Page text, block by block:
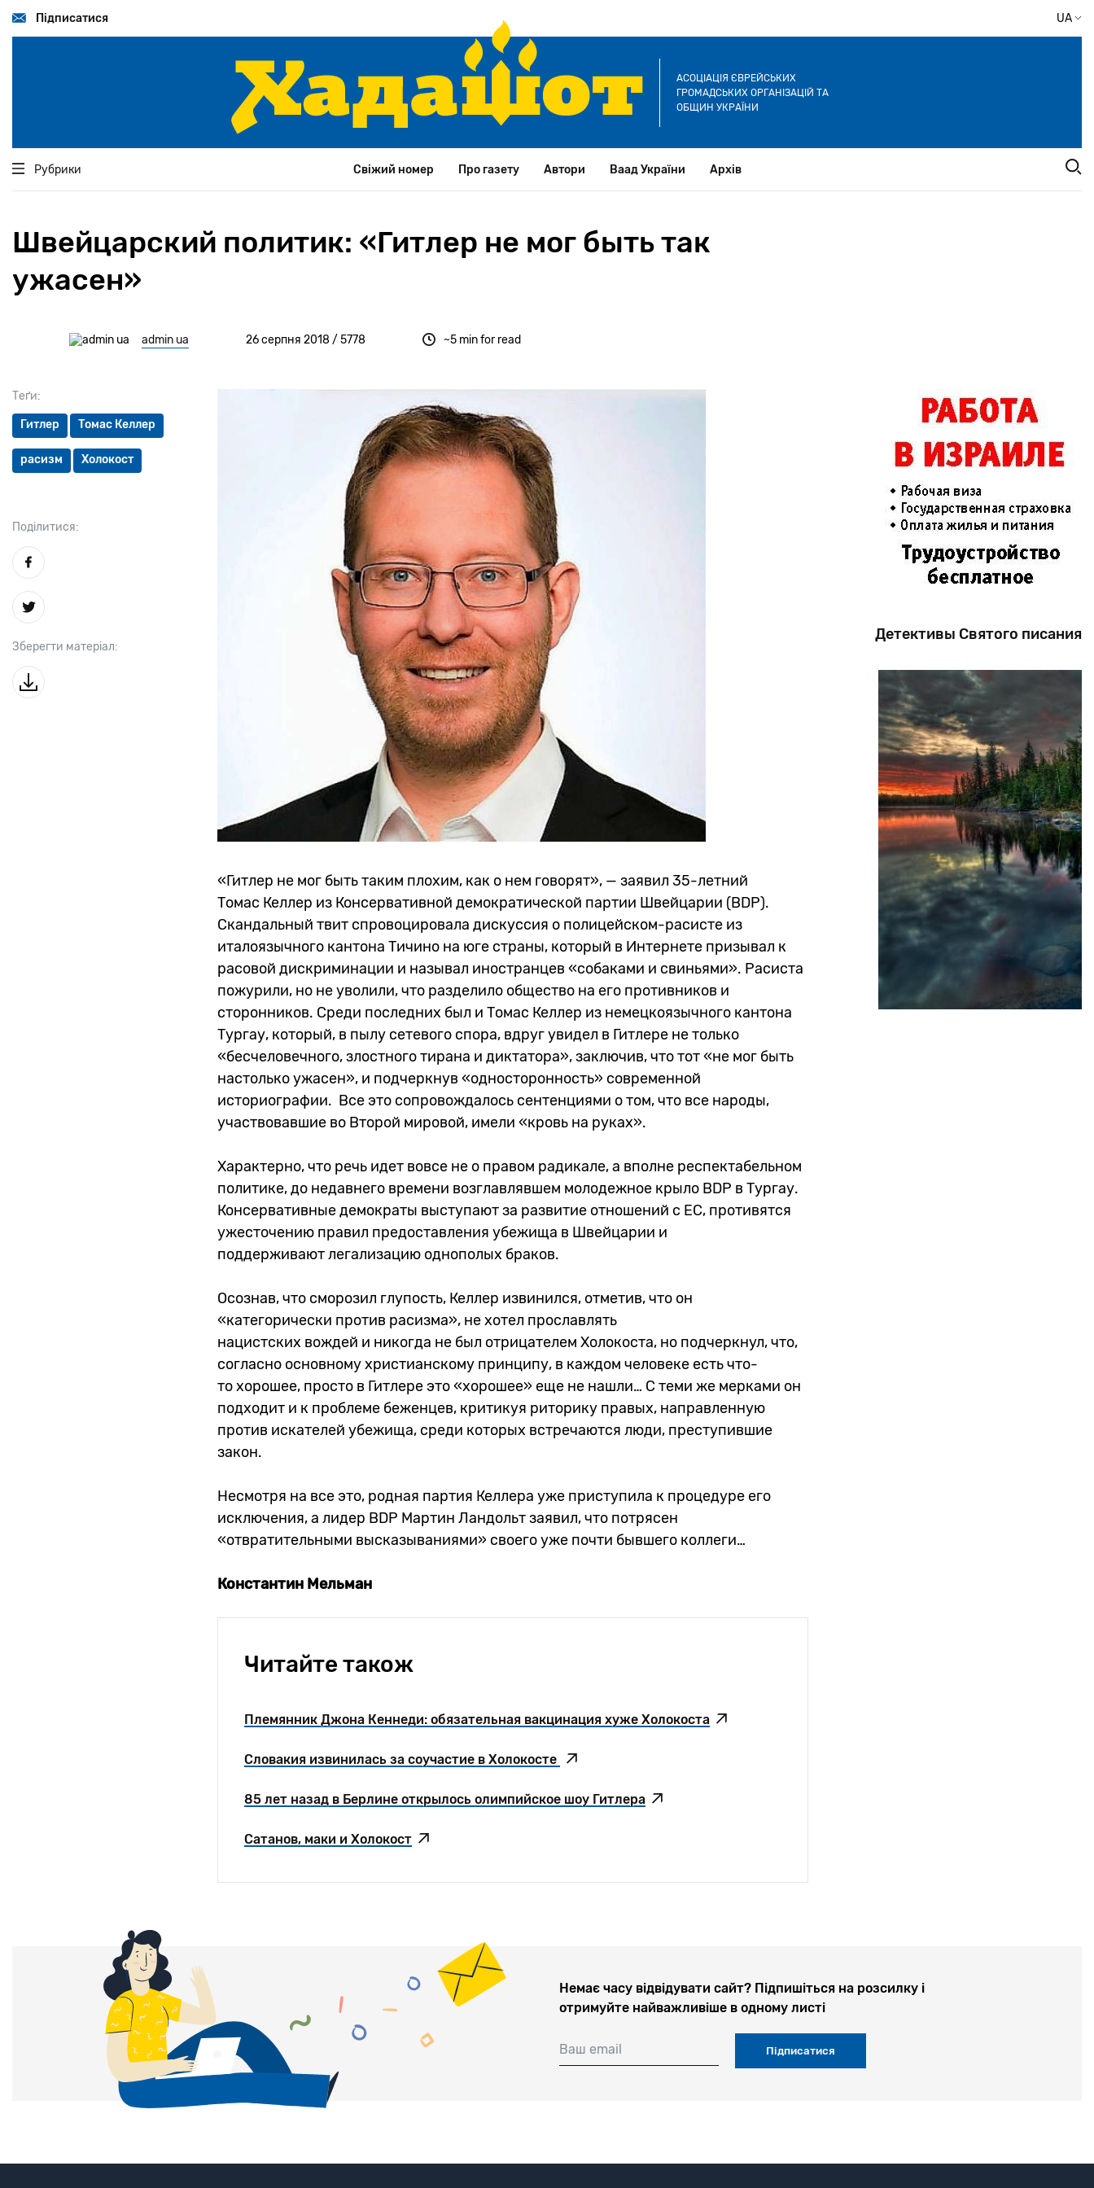
основногоПідписатися UA
АСОЦІАЦІЯ ЄВРЕЙСЬКИХ
ГРОМАДСЬКИХ ОРГАНІЗАЦІЙ ТА
ОБЩИН УКРАЇНИ
Рубрики Свіжий номер Про газету Автори Ваад України Архів
Швейцарский политик: «Гитлер не мог быть так
ужасен»
admin ua 26 серпня 2018 / 5778 ~5 min for read
Теґи:
Гитлер Томас Келлер
расизм Холокост
Поділитися:
Зберегти матеріал:
«Гитлер не мог быть таким плохим, как о нем говорят», — заявил 35-летний
Томас Келлер из Консервативной демократической партии Швейцарии (BDP).
Скандальный твит спровоцировала дискуссия о полицейском-расисте из
италоязычного кантона Тичино на юге страны, который в Интернете призывал к
расовой дискриминации и называл иностранцев «собаками и свиньями». Расиста
пожурили, но не уволили, что разделило общество на его противников и
сторонников. Среди последних был и Томас Келлер из немецкоязычного кантона
Тургау, который, в пылу сетевого спора, вдруг увидел в Гитлере не только
«бесчеловечного, злостного тирана и диктатора», заключив, что тот «не мог быть
настолько ужасен», и подчеркнув «односторонность» современной
историографии. Все это сопровождалось сентенциями о том, что все народы,
участвовавшие во Второй мировой, имели «кровь на руках».
Характерно, что речь идет вовсе не о правом радикале, а вполне респектабельном
политике, до недавнего времени возглавлявшем молодежное крыло BDP в Тургау.
Консервативные демократы выступают за развитие отношений с ЕС, противятся
ужесточению правил предоставления убежища в Швейцарии и
поддерживают легализацию однополых браков.
Осознав, что сморозил глупость, Келлер извинился, отметив, что он
«категорически против расизма», не хотел прославлять
нацистских вождей и никогда не был отрицателем Холокоста, но подчеркнул, что,
согласно основному христианскому принципу, в каждом человеке есть что-
то хорошее, просто в Гитлере это «хорошее» еще не нашли… С теми же мерками он
подходит и к проблеме беженцев, критикуя риторику правых, направленную
против искателей убежища, среди которых встречаются люди, преступившие
закон.
Несмотря на все это, родная партия Келлера уже приступила к процедуре его
исключения, а лидер BDP Мартин Ландольт заявил, что потрясен
«отвратительными высказываниями» своего уже почти бывшего коллеги…
Константин Мельман
Читайте також
Племянник Джона Кеннеди: обязательная вакцинация хуже Холокоста
Словакия извинилась за соучастие в Холокосте
85 лет назад в Берлине открылось олимпийское шоу Гитлера
Сатанов, маки и Холокост
Детективы Святого писания
Немає часу відвідувати сайт? Підпишіться на розсилку і
отримуйте найважливіше в одному листі
Ваш email